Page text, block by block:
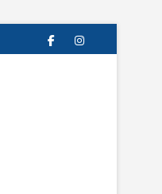
facebookinstagram